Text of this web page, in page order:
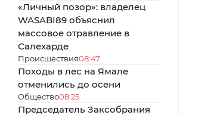
«Личный позор»: владелец
WASABI89 объяснил
массовое отравление в
Салехарде
Происшествия08:47
Походы в лес на Ямале
отменились до осени
Общество08:25
Председатель Заксобрания